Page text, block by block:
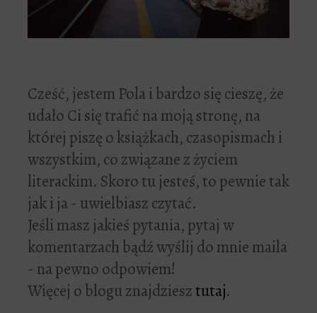
Cześć, jestem Pola i bardzo się cieszę, że
udało Ci się trafić na moją stronę, na
której piszę o książkach, czasopismach i
wszystkim, co związane z życiem
literackim. Skoro tu jesteś, to pewnie tak
jak i ja - uwielbiasz czytać.
Jeśli masz jakieś pytania, pytaj w
komentarzach bądź wyślij do mnie maila
- na pewno odpowiem!
Więcej o blogu znajdziesztutaj.